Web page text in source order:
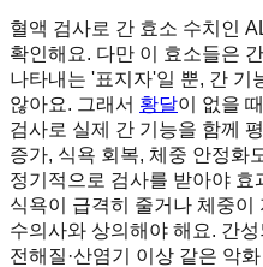
혈액 검사로 간 효소 수치인
확인해요. 다만 이 효소들은
나타내는 '표지자'일 뿐, 간 기
않아요. 그래서 황달이 없을
검사로 실제 간 기능을 함께
증가, 식욕 회복, 체중 안정화
정기적으로 검사를 받아야 효
식욕이 급격히 줄거나 체중이
수의사와 상의해야 해요. 간
전해질·산염기 이상 같은 악